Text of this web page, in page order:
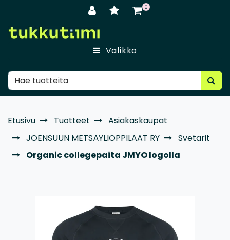
0
Valikko
Etusivu Tuotteet
Asiakaskaupat
JOENSUUN METSÄYLIOPPILAAT RY
Svetarit
Organic collegepaita JMYO logolla